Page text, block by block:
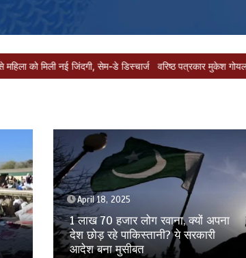
नई जिंदगी, सेम-डे डिस्चार्ज वरिष्ठ पत्रकार मुकेश गोयल राष्ट्रीय गौरव
April 17, 2025
20 देशों में भारत ने चुपचाप भेजे अपने
डिप्लोमैट्स, खुलासे से पूरी दुनिया में
हलचल